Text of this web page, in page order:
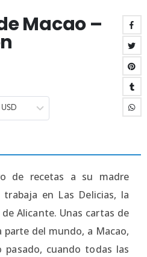
Macao –
de recetas a su madre
en Las Delicias, la
Alicante. Unas cartas de
del mundo, a Macao,
cuando todas las